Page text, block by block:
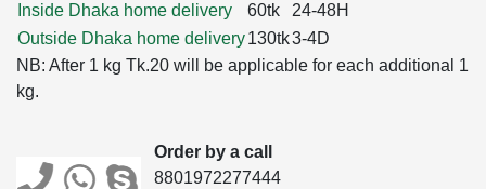
Inside Dhaka home delivery
60tk
24-48H
Outside Dhaka home delivery130tk3-4D
NB: After 1 kg Tk.20 will be applicable for each additional 1
kg.
Order by a call
8801972277444